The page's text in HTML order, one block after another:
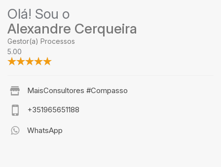
Olá! Sou o
Alexandre Cerqueira
Gestor(a) Processos
5.00
MaisConsultores #Compasso
+351965651188
WhatsApp